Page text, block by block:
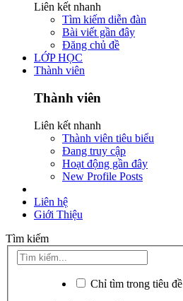
Liên kết nhanh
Tìm kiếm diễn đàn
Bài viết gần đây
Đăng chủ đề
LỚP HỌC
Thành viên
Thành viên
Liên kết nhanh
Thành viên tiêu biểu
Đang truy cập
Hoạt động gần đây
New Profile Posts
Liên hệ
Giới Thiệu
Tìm kiếm
Chỉ tìm trong tiêu đề